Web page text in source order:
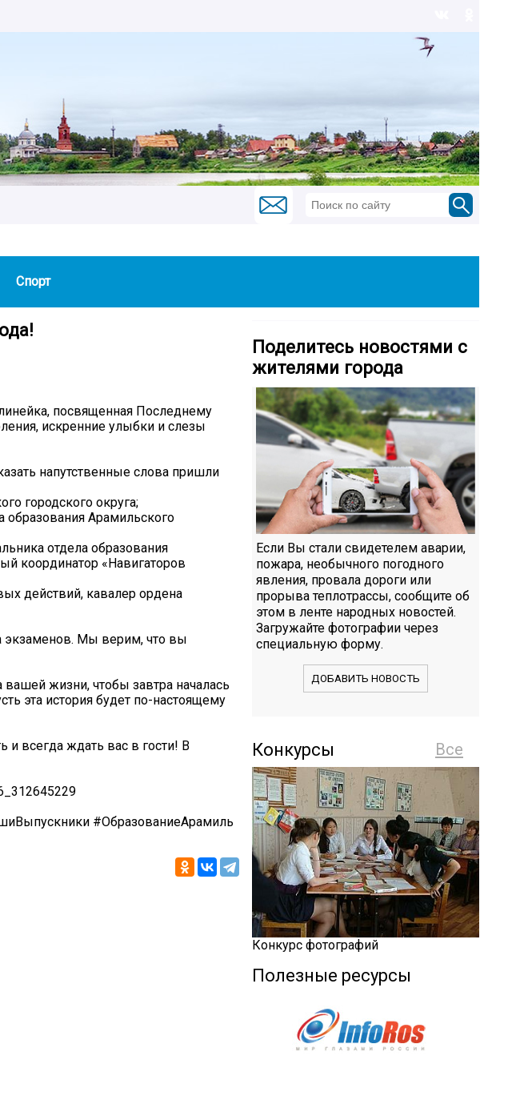
Спорт
посвященная Последнему
искренние улыбки и слезы
напутственные слова пришли
городского округа;
образования Арамильского
отдела образования
координатор «Навигаторов
действий, кавалер ордена
экзаменов. Мы верим, что вы
жизни, чтобы завтра началась
эта история будет по-настоящему
всегда ждать вас в гости! В
#ОбразованиеАрамиль
Поделитесь новостями с
жителями города
Если Вы стали свидетелем аварии,
пожара, необычного погодного
явления, провала дороги или
прорыва теплотрассы, сообщите об
этом в ленте народных новостей.
Загружайте фотографии через
специальную форму.
ДОБАВИТЬ НОВОСТЬ
Все
Конкурсы
Конкурс фотографий
Полезные ресурсы